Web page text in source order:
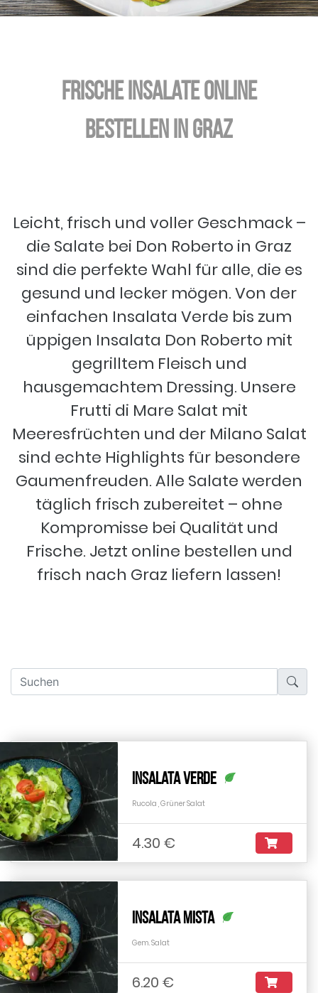
Frische Insalate online
bestellen in Graz
Leicht, frisch und voller Geschmack –
die Salate bei Don Roberto in Graz
sind die perfekte Wahl für alle, die es
gesund und lecker mögen. Von der
einfachen Insalata Verde bis zum
üppigen Insalata Don Roberto mit
gegrilltem Fleisch und
hausgemachtem Dressing. Unsere
Frutti di Mare Salat mit
Meeresfrüchten und der Milano Salat
sind echte Highlights für besondere
Gaumenfreuden. Alle Salate werden
täglich frisch zubereitet – ohne
Kompromisse bei Qualität und
Frische. Jetzt online bestellen und
frisch nach Graz liefern lassen!
Insalata Verde
Rucola , Grüner Salat
4.30 €
Insalata Mista
Gem. Salat
6.20 €